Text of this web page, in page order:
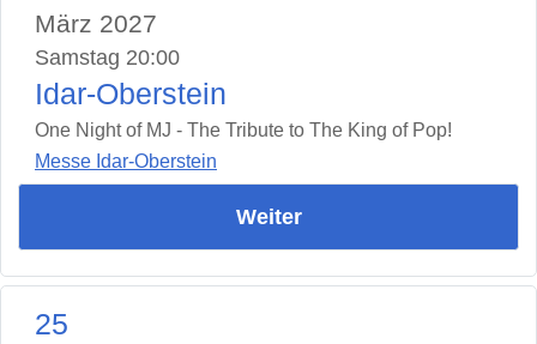
März 2027
Samstag 20:00
Idar-Oberstein
One Night of MJ - The Tribute to The King of Pop!
Messe Idar-Oberstein
Weiter
25